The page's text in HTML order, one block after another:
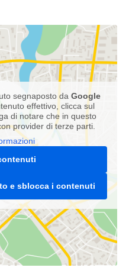
segnaposto da Google
effettivo, clicca sul
di notare che in questo
provider di terze parti.
e sblocca i contenuti